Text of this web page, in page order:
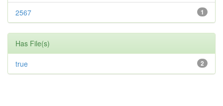
1
2567
Has File(s)
2
true